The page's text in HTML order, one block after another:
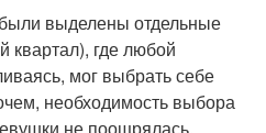
выделены отдельные
квартал), где любой
мог выбрать себе
необходимость выбора